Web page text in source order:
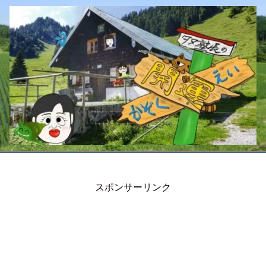
スポンサーリンク